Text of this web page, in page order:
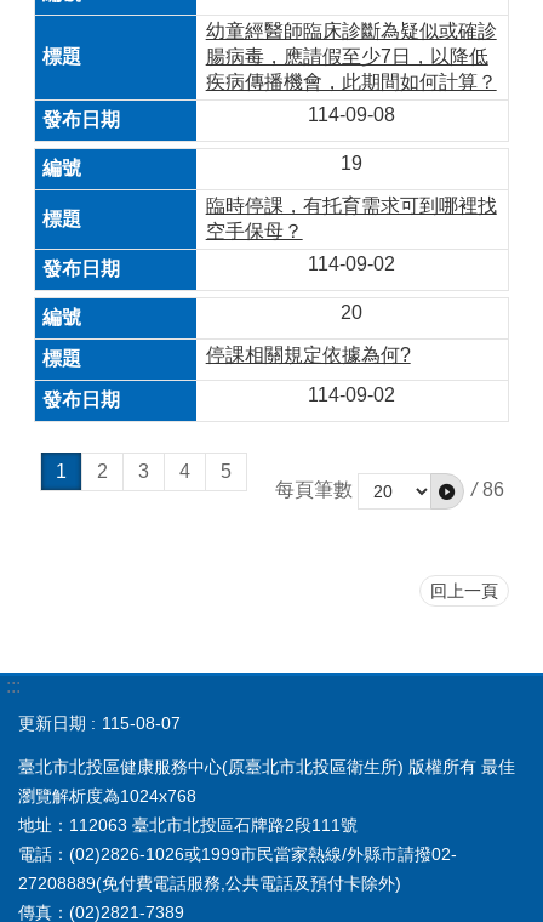
幼童經醫師臨床診斷為疑似或確診
腸病毒，應請假至少7日，以降低
疾病傳播機會，此期間如何計算？
114-09-08
19
臨時停課，有托育需求可到哪裡找
空手保母？
114-09-02
20
停課相關規定依據為何?
114-09-02
1 2 3 4
5
每頁筆數
/ 86
回上一頁
:::
更新日期 115-08-07
臺北市北投區健康服務中心(原臺北市北投區衛生所) 版權所有 最佳
瀏覽解析度為1024x768
地址：112063 臺北市北投區石牌路2段111號
電話：(02)2826-1026或1999市民當家熱線/外縣市請撥02-
27208889(免付費電話服務,公共電話及預付卡除外)
傳真：(02)2821-7389